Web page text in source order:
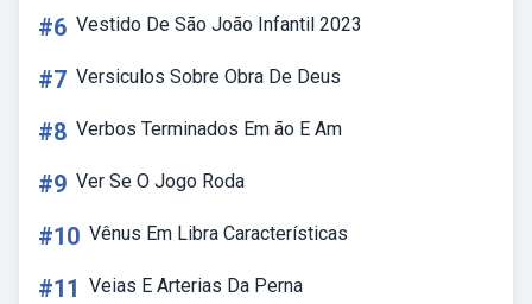
#6 Vestido De São João Infantil 2023
#7 Versiculos Sobre Obra De Deus
#8 Verbos Terminados Em ão E Am
#9 Ver Se O Jogo Roda
#10 Vênus Em Libra Características
#11 Veias E Arterias Da Perna